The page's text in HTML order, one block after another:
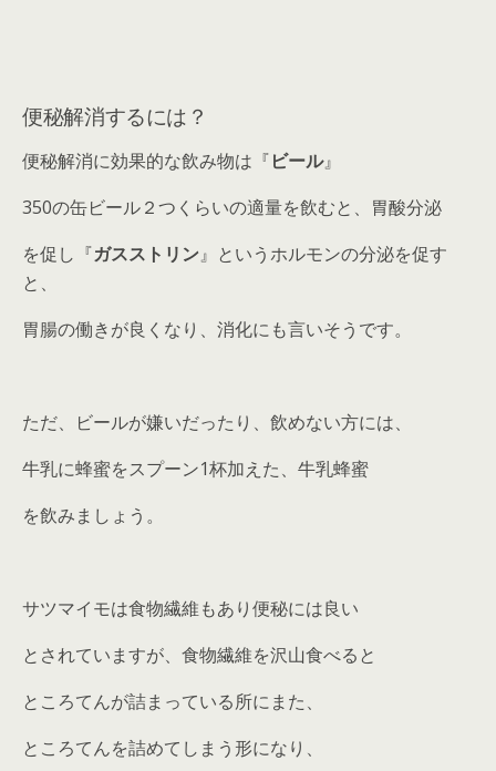
便秘解消するには？
便秘解消に効果的な飲み物は『ビール』
350の缶ビール２つくらいの適量を飲むと、胃酸分泌
を促し『ガスストリン』というホルモンの分泌を促す
と、
胃腸の働きが良くなり、消化にも言いそうです。
ただ、ビールが嫌いだったり、飲めない方には、
牛乳に蜂蜜をスプーン1杯加えた、牛乳蜂蜜
を飲みましょう。
サツマイモは食物繊維もあり便秘には良い
とされていますが、食物繊維を沢山食べると
ところてんが詰まっている所にまた、
ところてんを詰めてしまう形になり、